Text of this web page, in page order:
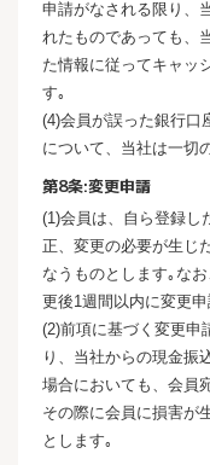
申請がなされる限り、
れたものであっても、
た情報に従ってキャッ
す｡
(4)会員が誤った銀行口
について、当社は一切
第8条:変更申請
(1)会員は、自ら登録し
正、変更の必要が生じ
なうものとします｡な
更後1週間以内に変更
(2)前項に基づく変更申
り、当社からの現金振
場合においても、会員
その際に会員に損害が
とします｡